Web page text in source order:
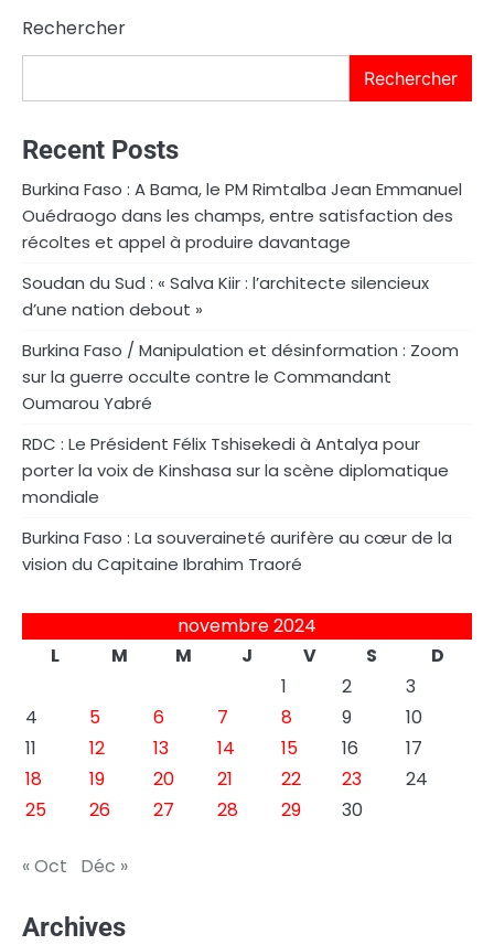
Rechercher
Rechercher
Recent Posts
Burkina Faso : A Bama, le PM Rimtalba Jean Emmanuel
Ouédraogo dans les champs, entre satisfaction des
récoltes et appel à produire davantage
Soudan du Sud : « Salva Kiir : l’architecte silencieux
d’une nation debout »
Burkina Faso / Manipulation et désinformation : Zoom
sur la guerre occulte contre le Commandant
Oumarou Yabré
RDC : Le Président Félix Tshisekedi à Antalya pour
porter la voix de Kinshasa sur la scène diplomatique
mondiale
Burkina Faso : La souveraineté aurifère au cœur de la
vision du Capitaine Ibrahim Traoré
novembre 2024
L
M M J V S
D
1
2
3
4
5 6 7 8 9
10
11
12 13 14 15 16
17
18
19 20 21 22 23
24
25
26 27 28 29 30
« Oct Déc »
Archives